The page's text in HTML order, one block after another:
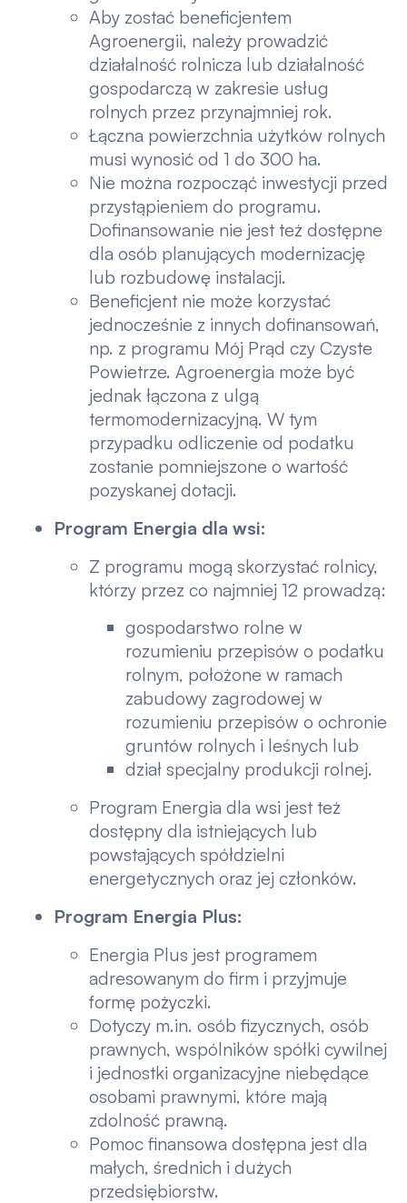
Aby zostać beneficjentem
Agroenergii, należy prowadzić
działalność rolnicza lub działalność
gospodarczą w zakresie usług
rolnych przez przynajmniej rok.
Łączna powierzchnia użytków rolnych
musi wynosić od 1 do 300 ha.
Nie można rozpocząć inwestycji przed
przystąpieniem do programu.
Dofinansowanie nie jest też dostępne
dla osób planujących modernizację
lub rozbudowę instalacji.
Beneficjent nie może korzystać
jednocześnie z innych dofinansowań,
np. z programu Mój Prąd czy Czyste
Powietrze. Agroenergia może być
jednak łączona z ulgą
termomodernizacyjną. W tym
przypadku odliczenie od podatku
zostanie pomniejszone o wartość
pozyskanej dotacji.
Program Energia dla wsi:
Z programu mogą skorzystać rolnicy,
którzy przez co najmniej 12 prowadzą:
gospodarstwo rolne w
rozumieniu przepisów o podatku
rolnym, położone w ramach
zabudowy zagrodowej w
rozumieniu przepisów o ochronie
gruntów rolnych i leśnych lub
dział specjalny produkcji rolnej.
Program Energia dla wsi jest też
dostępny dla istniejących lub
powstających spółdzielni
energetycznych oraz jej członków.
Program Energia Plus:
Energia Plus jest programem
adresowanym do firm i przyjmuje
formę pożyczki.
Dotyczy m.in. osób fizycznych, osób
prawnych, wspólników spółki cywilnej
i jednostki organizacyjne niebędące
osobami prawnymi, które mają
zdolność prawną.
Pomoc finansowa dostępna jest dla
małych, średnich i dużych
przedsiębiorstw.